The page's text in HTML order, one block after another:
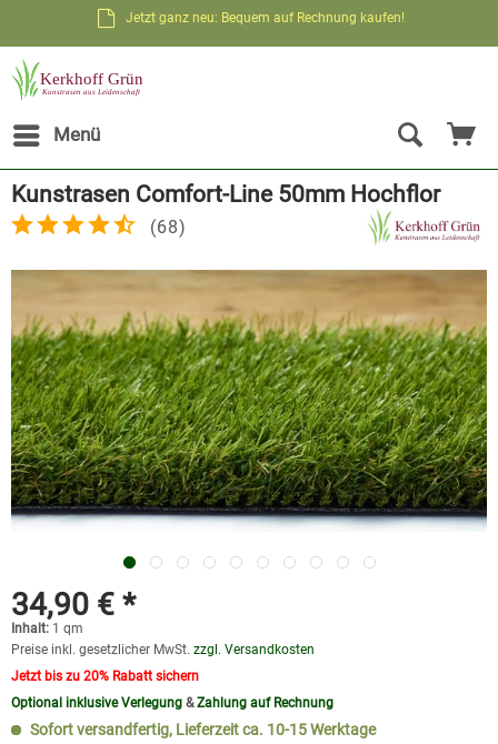
Jetzt ganz neu: Bequem auf Rechnung kaufen!
Kostenloser Versand möglich**
Menü
Kunstrasen Comfort-Line 50mm Hochflor
(68)
34,90 € *
Inhalt: 1 qm
Preise inkl. gesetzlicher MwSt. zzgl. Versandkosten
Jetzt bis zu 20% Rabatt sichern
Optional inklusive Verlegung &Zahlung auf Rechnung
Sofort versandfertig, Lieferzeit ca. 10-15 Werktage